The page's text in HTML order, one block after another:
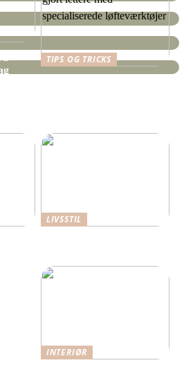
TIPS OG TRICKS
LIVSSTIL
INTERIØR